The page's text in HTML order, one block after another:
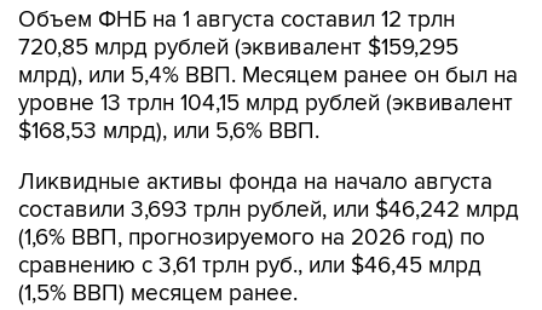
Объем ФНБ на 1 августа составил 12 трлн
720,85 млрд рублей (эквивалент $159,295
млрд), или 5,4% ВВП. Месяцем ранее он был на
уровне 13 трлн 104,15 млрд рублей (эквивалент
$168,53 млрд), или 5,6% ВВП.
Ликвидные активы фонда на начало августа
составили 3,693 трлн рублей, или $46,242 млрд
(1,6% ВВП, прогнозируемого на 2026 год) по
сравнению с 3,61 трлн руб., или $46,45 млрд
(1,5% ВВП) месяцем ранее.